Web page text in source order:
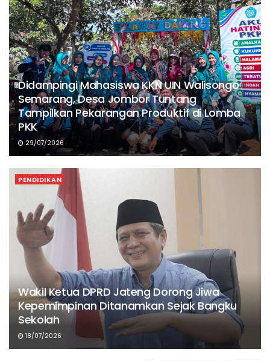
Didampingi Mahasiswa KKN UIN Walisongo
Semarang, Desa Jombor Tuntang
Tampilkan Pekarangan Produktif di Lomba
PKK
29/07/2026
PENDIDIKAN
Wakil Ketua DPRD Jateng Dorong Jiwa
Kepemimpinan Ditanamkan Sejak Bangku
Sekolah
18/07/2026